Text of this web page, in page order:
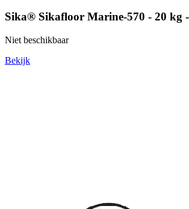
Sika® Sikafloor Marine-570 - 20 kg
Niet beschikbaar
Bekijk